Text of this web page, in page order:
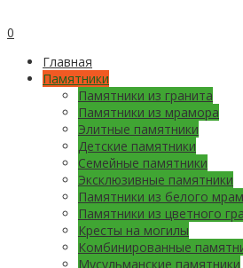
0
Главная
Памятники
Памятники из гранита
Памятники из мрамора
Элитные памятники
Детские памятники
Семейные памятники
Эксклюзивные памятники
Памятники из белого
Памятники из цветного
Кресты на могилы
Комбинированные
Мусульманские памятники